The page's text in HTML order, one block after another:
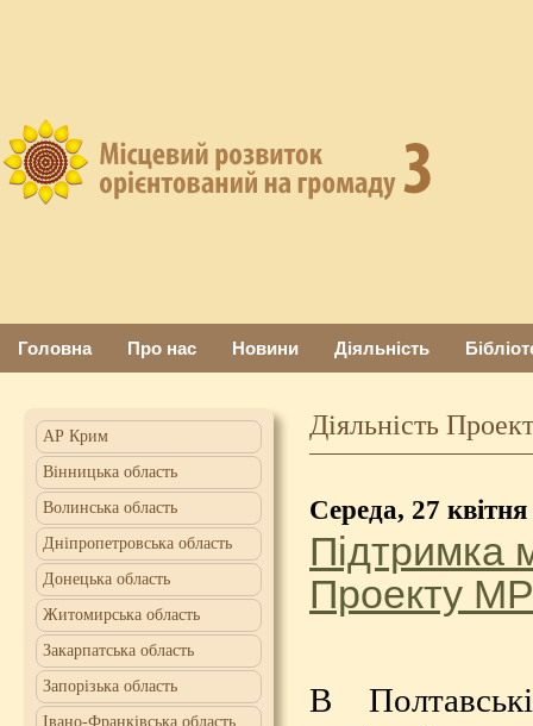
Головна Про нас Новини Діяльність
АР Крим
Вінницька область
Волинська область
Дніпропетровська область
Донецька область
Житомирська область
Закарпатська область
Запорізька область
Івано-Франківська область
Діяльність
Середа, 27
Підтримка
Проекту
В